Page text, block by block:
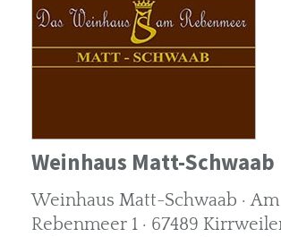
Weinhaus Matt-Schwaab
Weinhaus Matt-Schwaab · Am
Rebenmeer 1 · 67489